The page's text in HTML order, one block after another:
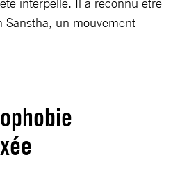
Sanstha, un mouvement